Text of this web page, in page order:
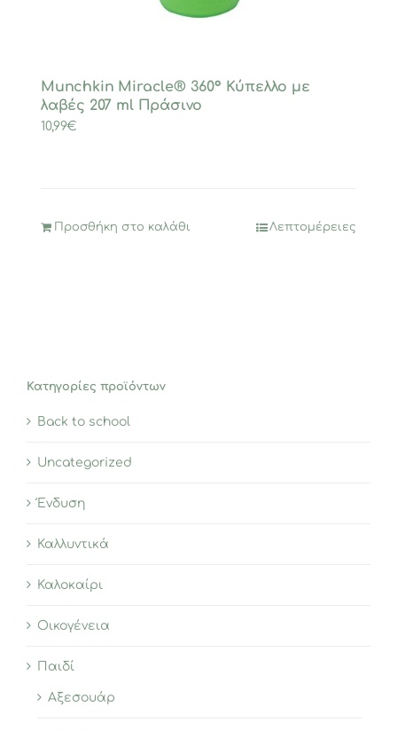
Munchkin Miracle® 360° Κύπελλο με
λαβές 207 ml Πράσινο
10,99€
Προσθήκη στο καλάθι Λεπτομέρειες
Κατηγορίες προϊόντων
Back to school
Uncategorized
Ένδυση
Καλλυντικά
Καλοκαίρι
Οικογένεια
Παιδί
Αξεσουάρ